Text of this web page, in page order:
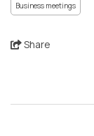
Business meetings
Share